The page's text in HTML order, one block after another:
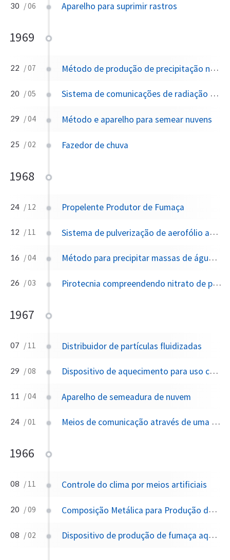
30 / 06 Aparelho para suprimir rastros
1969
22 / 07 Método de produção de precipitação na atmosfera
20 / 05 Sistema de comunicações de radiação eletromagnética presa
29 / 04 Método e aparelho para semear nuvens
25 / 02 Fazedor de chuva
1968
24 / 12 Propelente Produtor de Fumaça
12 / 11 Sistema de pulverização de aerofólio automaticamente ajustável com bomba
16 / 04 Método para precipitar massas de água atmosférica
26 / 03 Pirotecnia compreendendo nitrato de prata, nitrocelulose e ésteres de nitrato
1967
07 / 11 Distribuidor de partículas fluidizadas
29 / 08 Dispositivo de aquecimento para uso com recipientes de aerossol
11 / 04 Aparelho de semeadura de nuvem
24 / 01 Meios de comunicação através de uma camada de gases ionizados
1966
08 / 11 Controle do clima por meios artificiais
20 / 09 Composição Metálica para Produção de Fumaça Hidroscópica
08 / 02 Dispositivo de produção de fumaça aquecido eletricamente